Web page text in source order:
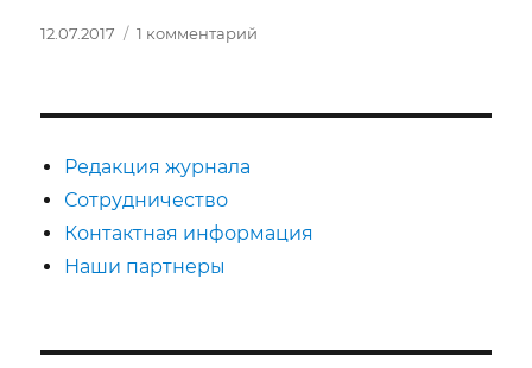
Опубликовано
12.07.2017 1 комментарий
премьере
Редакция журнала
Сотрудничество
Контактная информация
Наши партнеры